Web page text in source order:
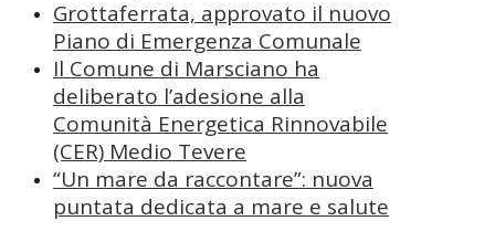
Grottaferrata, approvato il nuovo
Piano di Emergenza Comunale
Il Comune di Marsciano ha
deliberato l’adesione alla
Comunità Energetica Rinnovabile
(CER) Medio Tevere
“Un mare da raccontare”: nuova
puntata dedicata a mare e salute